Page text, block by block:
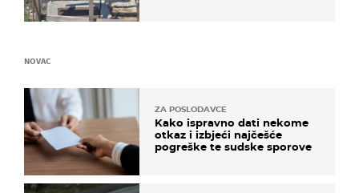
NOVAC
ZA POSLODAVCE
Kako ispravno dati nekome
otkaz i izbjeći najčešće
pogreške te sudske sporove